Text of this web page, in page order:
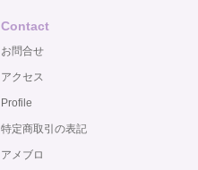
Contact
お問合せ
アクセス
Profile
特定商取引の表記
アメブロ